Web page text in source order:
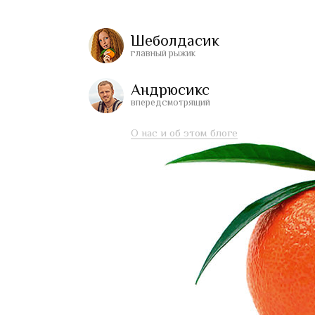
Шеболдасик
главный рыжик
Андрюсикс
впередсмотрящий
О нас и об этом блоге